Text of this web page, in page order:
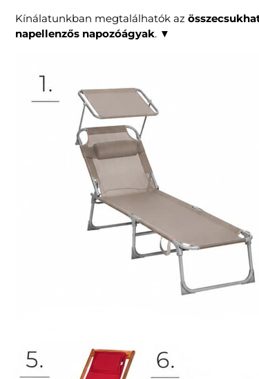
Kínálatunkban megtalálhatók az
napellenzős napozóágyak. ▼